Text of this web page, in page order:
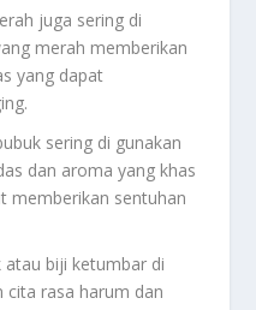
juga sering di
merah memberikan
yang dapat
sering di gunakan
dan aroma yang khas
memberikan sentuhan
atau biji ketumbar di
cita rasa harum dan